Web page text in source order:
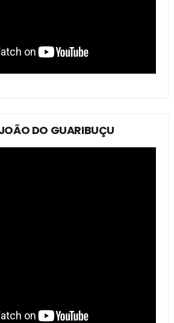
DO GUARIBUÇU